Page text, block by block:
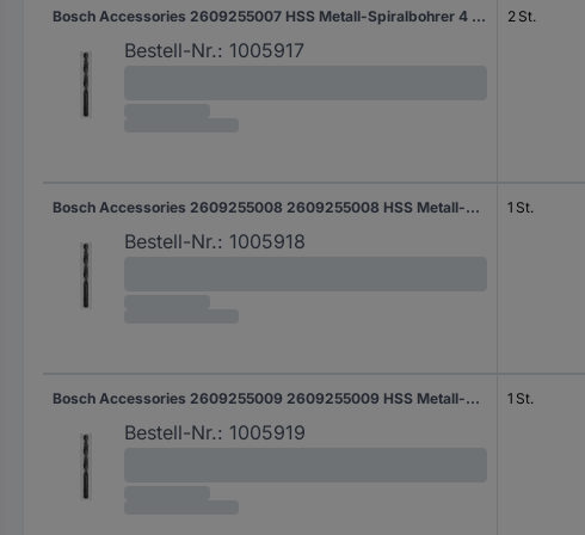
Bosch Accessories 2609255007 HSS Metall-Spiralbohrer 4 mm Gesamtlänge 70 mm rollgewalzt DIN 338 Zylinderschaft 2 St.
Bestell-Nr.: 1005917
2 St.
Bosch Accessories 2609255008 2609255008 HSS Metall-Spiralbohrer 4.2 mm Gesamtlänge 75 mm rollgewalzt DIN 338 Zylinderschaft 1 St.
Bestell-Nr.: 1005918
1 St.
Bosch Accessories 2609255009 2609255009 HSS Metall-Spiralbohrer 4.5 mm Gesamtlänge 75 mm rollgewalzt DIN 338 Zylinderschaft 1 St.
Bestell-Nr.: 1005919
1 St.